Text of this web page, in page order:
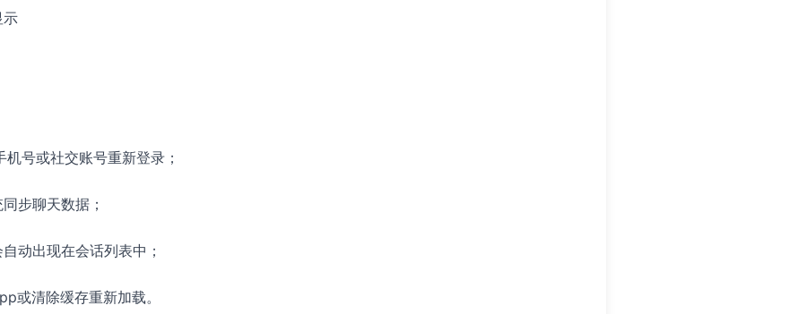
示
号或社交账号重新登录；
步聊天数据；
动出现在会话列表中；
或清除缓存重新加载。